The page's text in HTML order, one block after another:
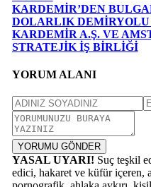
KARDEMİR’DEN
DOLARLIK
KARDEMİR A.Ş. VE
STRATEJİK İŞ BİRLİĞİ
YORUM ALANI
YORUMU GÖNDER
YASAL UYARI! Suç teşkil
edici, hakaret ve küfür içeren,